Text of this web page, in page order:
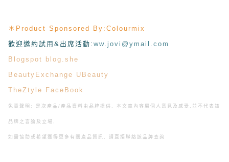
＊ Product Sponsored By: Colourmix
歡迎邀約試用&出席活動 : ww.jovi@ymail.com
Blogspot
blog.she
BeautyExchange UBeauty
TheZtyle
FaceBook
免責聲明: 是次產品/產品資料由品牌提供, 本文章內容屬個人意見及感受, 並不代表該
品牌之言論及立場,
如需協助或希望獲得更多有關產品資訊, 請直接聯絡該品牌查詢